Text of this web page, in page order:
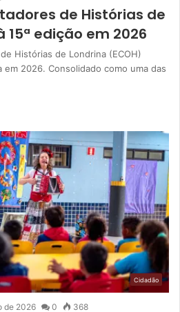
de Histórias de
15ª edição em 2026
Histórias de Londrina (ECOH)
em 2026. Consolidado como uma das
Cidadão
de 2026 0 368